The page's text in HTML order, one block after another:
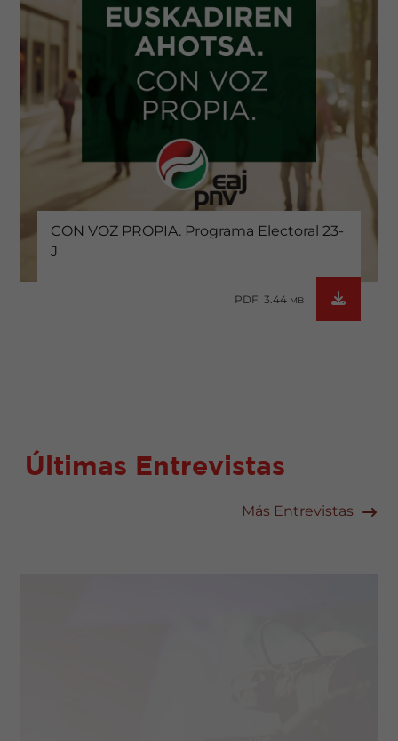
CON VOZ PROPIA. Programa Electoral 23-
J
PDF 3.44 MB
Últimas Entrevistas
Más Entrevistas